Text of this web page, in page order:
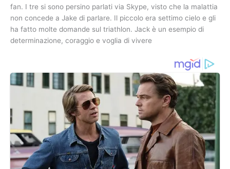
fan. I tre si sono persino parlati via Skype, visto che la malattia
non concede a Jake di parlare. Il piccolo era settimo cielo e gli
ha fatto molte domande sul triathlon. Jack è un esempio di
determinazione, coraggio e voglia di vivere